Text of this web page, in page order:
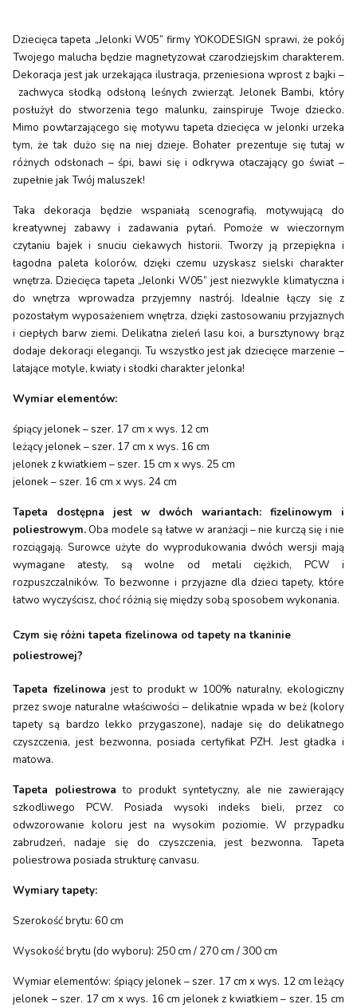
Dziecięca tapeta „Jelonki W05” firmy YOKODESIGN sprawi, że pokój
Twojego malucha będzie magnetyzował czarodziejskim charakterem.
Dekoracja jest jak urzekająca ilustracja, przeniesiona wprost z bajki –
zachwyca słodką odsłoną leśnych zwierząt. Jelonek Bambi, który
posłużył do stworzenia tego malunku, zainspiruje Twoje dziecko.
Mimo powtarzającego się motywu tapeta dziecięca w jelonki urzeka
tym, że tak dużo się na niej dzieje. Bohater prezentuje się tutaj w
różnych odsłonach – śpi, bawi się i odkrywa otaczający go świat –
zupełnie jak Twój maluszek!
Taka dekoracja będzie wspaniałą scenografią, motywującą do
kreatywnej zabawy i zadawania pytań. Pomoże w wieczornym
czytaniu bajek i snuciu ciekawych historii. Tworzy ją przepiękna i
łagodna paleta kolorów, dzięki czemu uzyskasz sielski charakter
wnętrza. Dziecięca tapeta „Jelonki W05” jest niezwykle klimatyczna i
do wnętrza wprowadza przyjemny nastrój. Idealnie łączy się z
pozostałym wyposażeniem wnętrza, dzięki zastosowaniu przyjaznych
i ciepłych barw ziemi. Delikatna zieleń lasu koi, a bursztynowy brąz
dodaje dekoracji elegancji. Tu wszystko jest jak dziecięce marzenie –
latające motyle, kwiaty i słodki charakter jelonka!
Wymiar elementów:
śpiący jelonek – szer. 17 cm x wys. 12 cm
leżący jelonek – szer. 17 cm x wys. 16 cm
jelonek z kwiatkiem – szer. 15 cm x wys. 25 cm
jelonek – szer. 16 cm x wys. 24 cm
Tapeta dostępna jest w dwóch wariantach: fizelinowym i
poliestrowym.Oba modele są łatwe w aranżacji – nie kurczą się i nie
rozciągają. Surowce użyte do wyprodukowania dwóch wersji mają
wymagane atesty, są wolne od metali ciężkich, PCW i
rozpuszczalników. To bezwonne i przyjazne dla dzieci tapety, które
łatwo wyczyścisz, choć różnią się między sobą sposobem wykonania.
Czym się różni tapeta fizelinowa od tapety na tkaninie
poliestrowej?
Tapeta fizelinowa jest to produkt w 100% naturalny, ekologiczny
przez swoje naturalne właściwości – delikatnie wpada w beż (kolory
tapety są bardzo lekko przygaszone), nadaje się do delikatnego
czyszczenia, jest bezwonna, posiada certyfikat PZH. Jest gładka i
matowa.
Tapeta poliestrowa to produkt syntetyczny, ale nie zawierający
szkodliwego PCW. Posiada wysoki indeks bieli, przez co
odwzorowanie koloru jest na wysokim poziomie. W przypadku
zabrudzeń, nadaje się do czyszczenia, jest bezwonna. Tapeta
poliestrowa posiada strukturę canvasu.
Wymiary tapety:
Szerokość brytu: 60 cm
Wysokość brytu (do wyboru): 250 cm / 270 cm / 300 cm
Wymiar elementów: śpiący jelonek – szer. 17 cm x wys. 12 cm leżący
jelonek – szer. 17 cm x wys. 16 cm jelonek z kwiatkiem – szer. 15 cm